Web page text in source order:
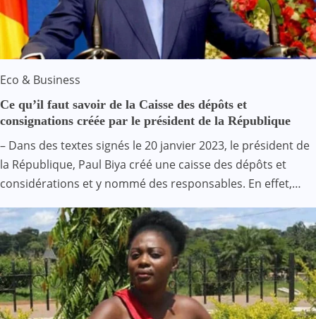
Eco & Business
Ce qu’il faut savoir de la Caisse des dépôts et
consignations créée par le président de la République
– Dans des textes signés le 20 janvier 2023, le président de
la République, Paul Biya créé une caisse des dépôts et
considérations et y nommé des responsables. En effet,…